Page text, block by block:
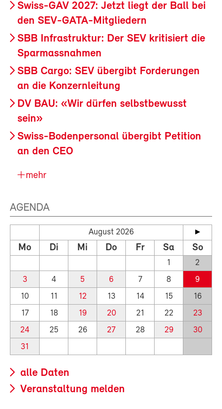
Swiss-GAV 2027: Jetzt liegt der Ball bei
den SEV-GATA-Mitgliedern
SBB Infrastruktur: Der SEV kritisiert die
Sparmassnahmen
SBB Cargo: SEV übergibt Forderungen
an die Konzernleitung
DV BAU: «Wir dürfen selbstbewusst
sein»
Swiss-Bodenpersonal übergibt Petition
an den CEO
mehr
AGENDA
August 2026
Mo Di Mi Do Fr Sa So
1
2
3
4 5 6 7 8
9
10
11 12 13 14 15
16
17
18 19 20 21 22
23
24
25 26 27 28 29
30
31
alle Daten
Veranstaltung melden